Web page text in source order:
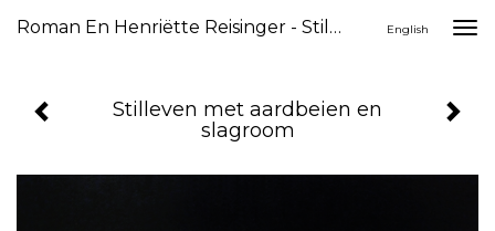
Roman En Henriëtte Reisinger - Stilleven Met Aardbeien En Slagroom English
Stilleven met aardbeien en
slagroom